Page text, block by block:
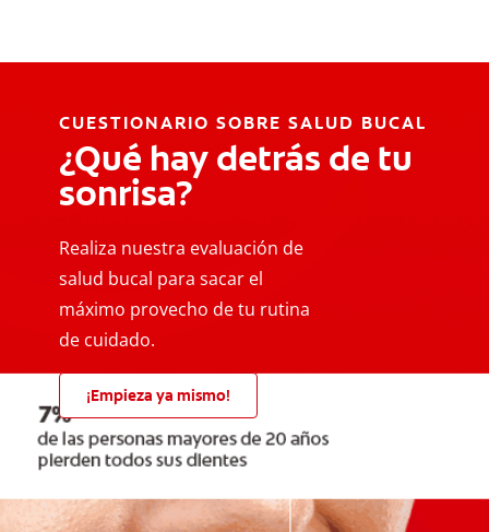
CUESTIONARIO SOBRE SALUD BUCAL
¿Qué hay detrás de tu
sonrisa?
Realiza nuestra evaluación de
salud bucal para sacar el
máximo provecho de tu rutina
de cuidado.
¡Empieza ya mismo!